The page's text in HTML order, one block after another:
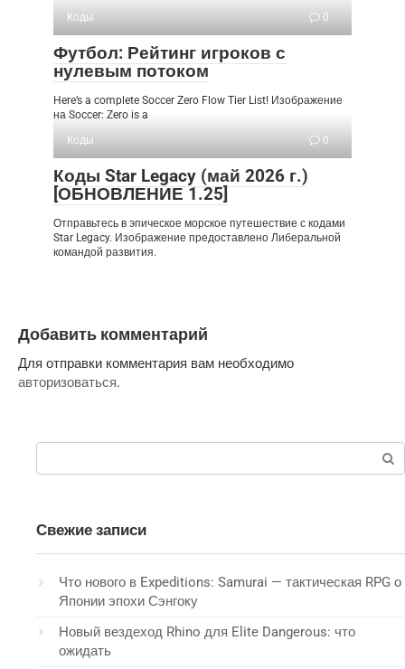
Коды
0
Футбол: Рейтинг игроков с
нулевым потоком
Here’s a complete Soccer Zero Flow Tier List! Изображение
на Soccer: Zero is a
Коды
0
Коды Star Legacy (май 2026 г.)
[ОБНОВЛЕНИЕ 1.25]
Отправьтесь в эпическое морское путешествие с кодами
Star Legacy. Изображение предоставлено Либеральной
командой развития.
Добавить комментарий
Для отправки комментария вам необходимо
авторизоваться.
Поиск:
Свежие записи
Что нового в Expeditions: Samurai — тактическая RPG о
Японии эпохи Сэнгоку
Новый вездеход Rhino для Elite Dangerous: что
ожидать